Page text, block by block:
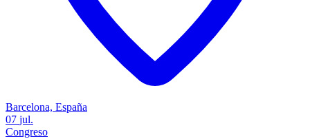
Barcelona, España
07 jul.
Congreso